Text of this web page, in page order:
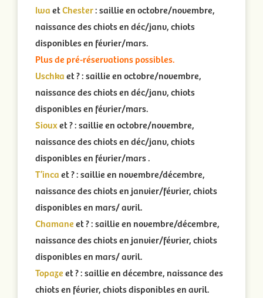
IwaetChester: saillie en octobre/novembre,
naissance des chiots en déc/janv, chiots
disponibles en février/mars.
Plus de pré-réservations possibles.
Uschkaet ?: saillie en octobre/novembre,
naissance des chiots en déc/janv, chiots
disponibles en février/mars.
Siouxet ? : saillie en octobre/novembre,
naissance des chiots en déc/janv, chiots
disponibles en février/mars .
T’incaet ? : saillie en novembre/décembre,
naissance des chiots en janvier/février, chiots
disponibles en mars/ avril.
Chamaneet ? : saillie en novembre/décembre,
naissance des chiots en janvier/février, chiots
disponibles en mars/ avril.
Topazeet ? : saillie en décembre, naissance des
chiots en février, chiots disponibles en avril.